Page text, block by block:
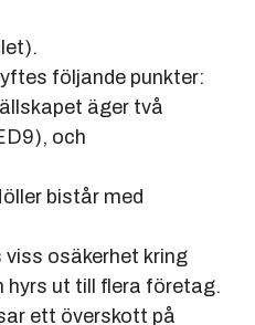
följande punkter:
äger två
och
bistår med
osäkerhet kring
hyrs ut till flera företag.
överskott på